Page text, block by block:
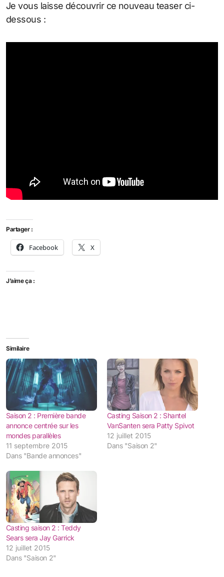
Je vous laisse découvrir ce nouveau teaser ci-
dessous :
Partager :
Facebook X
J’aime ça :
Similaire
Saison 2 : Première bande
annonce centrée sur les
mondes parallèles
11 septembre 2015
Dans "Bande annonces"
Casting Saison 2 : Shantel
VanSanten sera Patty Spivot
12 juillet 2015
Dans "Saison 2"
Casting saison 2 : Teddy
Sears sera Jay Garrick
12 juillet 2015
Dans "Saison 2"